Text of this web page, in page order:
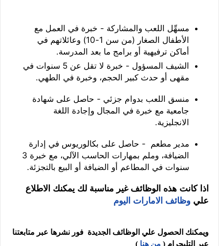
مسهِّل اللعب والمشاركة - خبرة في العمل مع
الأطفال الصغار (من سن 1-10) وعائلاتهم في
أماكن ترفيهية أو برامج ما بعد المدرسة.
الشيف المسؤول - خبرة لا تقل عن 5 سنوات في
مقهى أو حدث كبير الحجم، وخبرة في الطهي.
منسق اللعب بدوام جزئي - حاصل على شهادة
جامعية مع خبرة في المجال وإجادة اللغة
الانجليزية.
مدير مطعم - حاصل على بكالوريوس في إدارة
الضيافة، وملم بمهارات الحاسب الآلي، مع خبرة 3
سنوات في المطاعم أو الضيافة أو البيع بالتجزئة.
اذا كانت هذه الوظائف غير مناسبة لك يمكنك الاطلاع
علي وظائف الامارات اليوم
ويمكنك الحصول علي الوظائف الجديدة فور نشرها عبر متابعتنا
عبر التليجرام ( من هنا )